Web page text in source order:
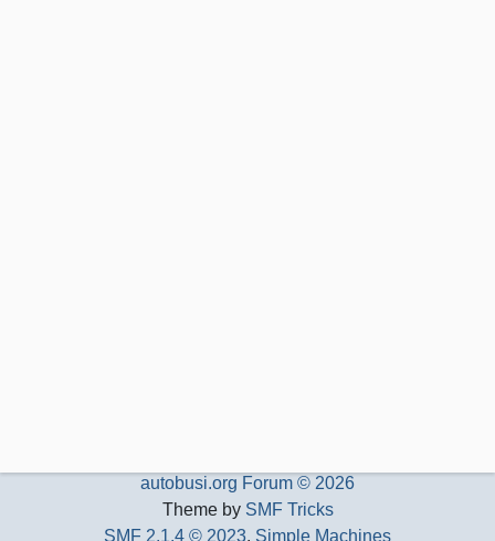
autobusi.org Forum © 2026
Theme by SMF Tricks
SMF 2.1.4 © 2023, Simple Machines